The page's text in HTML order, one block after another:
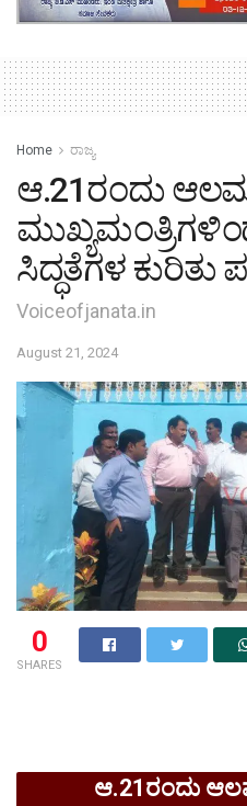
Home ರಾಜ್ಯ
ಆ.21ರಂದು
ಸಿದ್ಧತೆಗಳ ಕುರಿತು
Voiceofjanata.in
August 21, 2024
0
SHARES
ಆ.21ರಂದು